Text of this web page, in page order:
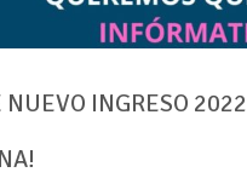
NUEVO INGRESO 2022